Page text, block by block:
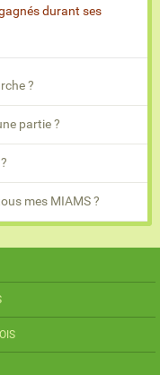
durant ses
?
partie ?
mes MIAMS ?